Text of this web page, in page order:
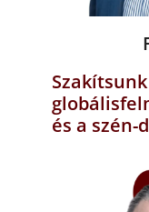
és a szén-